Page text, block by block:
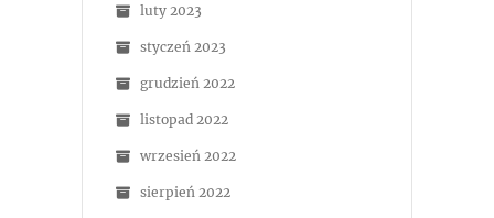
luty 2023
styczeń 2023
grudzień 2022
listopad 2022
wrzesień 2022
sierpień 2022